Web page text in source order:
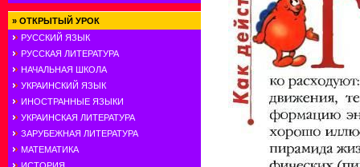
» ОТКРЫТЫЙ УРОК
РУССКИЙ ЯЗЫК
РУССКАЯ ЛИТЕРАТУРА
НАЧАЛЬНАЯ ШКОЛА
УКРАИНСКИЙ ЯЗЫК
ИНОСТРАННЫЕ ЯЗЫКИ
УКРАИНСКАЯ ЛИТЕРАТУРА
ЗАРУБЕЖНАЯ ЛИТЕРАТУРА
МАТЕМАТИКА